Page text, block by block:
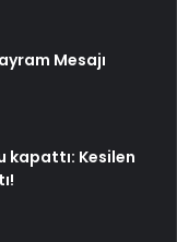
Mesajı
kapattı: Kesilen